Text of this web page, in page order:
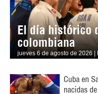
El día histórico
colombiana
jueves 6 de agosto de 2026 |
Cuba en
nacidas